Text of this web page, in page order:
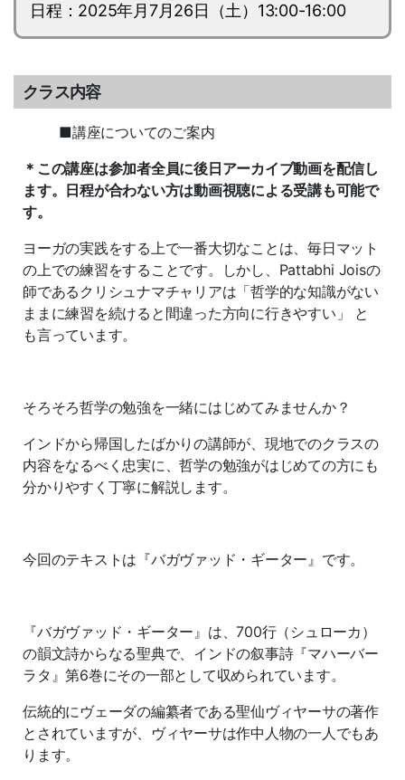
日程：2025年月7月26日（土）13:00-16:00
クラス内容
■講座についてのご案内
＊この講座は参加者全員に後日アーカイブ動画を配信し
ます。日程が合わない方は動画視聴による受講も可能で
す。
ヨーガの実践をする上で一番大切なことは、毎日マット
の上での練習をすることです。しかし、Pattabhi Joisの
師であるクリシュナマチャリアは「哲学的な知識がない
ままに練習を続けると間違った方向に行きやすい」 と
も言っています。
そろそろ哲学の勉強を一緒にはじめてみませんか？
インドから帰国したばかりの講師が、現地でのクラスの
内容をなるべく忠実に、哲学の勉強がはじめての方にも
分かりやすく丁寧に解説します。
今回のテキストは『バガヴァッド・ギーター』です。
『バガヴァッド・ギーター』は、700行（シュローカ）
の韻文詩からなる聖典で、インドの叙事詩『マハーバー
ラタ』第6巻にその一部として収められています。
伝統的にヴェーダの編纂者である聖仙ヴィヤーサの著作
とされていますが、ヴィヤーサは作中人物の一人でもあ
ります。